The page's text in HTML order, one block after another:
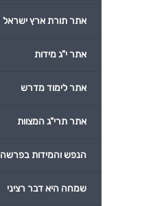
אתר תורת ארץ ישראל
אתר י"ג מידות
אתר לימוד מדרש
אתר תרי"ג המצוות
הנפש והמידות בפרשה
שמחה היא דבר רציני